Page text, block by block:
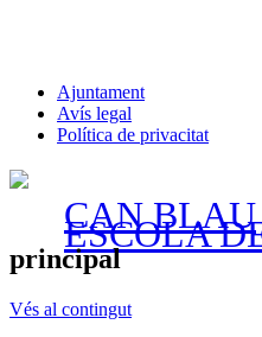
Ajuntament
Avís legal
Política de privacitat
CAN BLAU
ESCOLA
principal
Vés al contingut